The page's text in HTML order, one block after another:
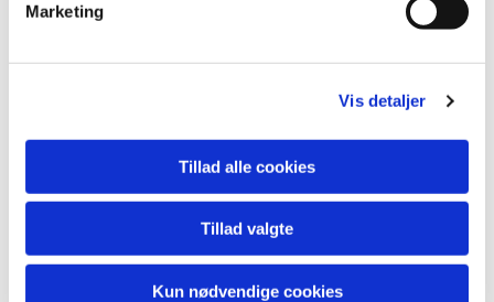
Marketing
Vis detaljer
Tillad alle cookies
Tillad valgte
Kun nødvendige cookies